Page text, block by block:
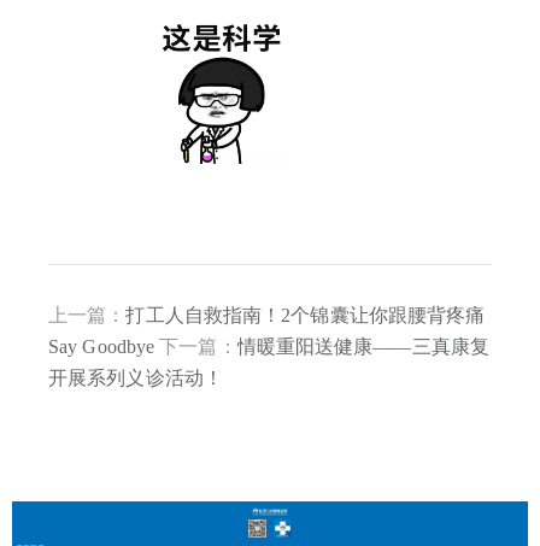
上一篇：打工人自救指南！2个锦囊让你跟腰背疼痛
Say Goodbye 下一篇：情暖重阳送健康——三真康复
开展系列义诊活动！